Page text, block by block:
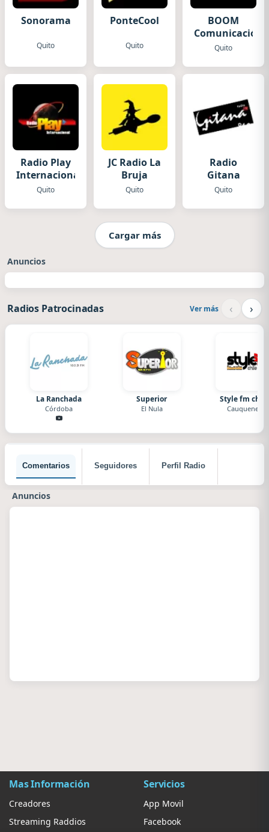
Sonorama
Quito
PonteCool
Quito
BOOM
Comunicación
Quito
Radio Play
Internacional
Quito
JC Radio La
Bruja
Quito
Radio
Gitana
Quito
Cargar más
Anuncios
Radios Patrocinadas Ver más ‹ ›
La Ranchada
Córdoba
Superior
El Nula
Style fm chile
Cauquenes
Comentarios Seguidores Perfil Radio
Anuncios
Mas Información
Creadores
Streaming Raddios
Servicios
App Movil
Facebook